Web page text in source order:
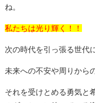
ね。
私たちは光り輝く！！
次の時代を引っ張る世代
未来への不安や周りから
それを受けとめる勇気と